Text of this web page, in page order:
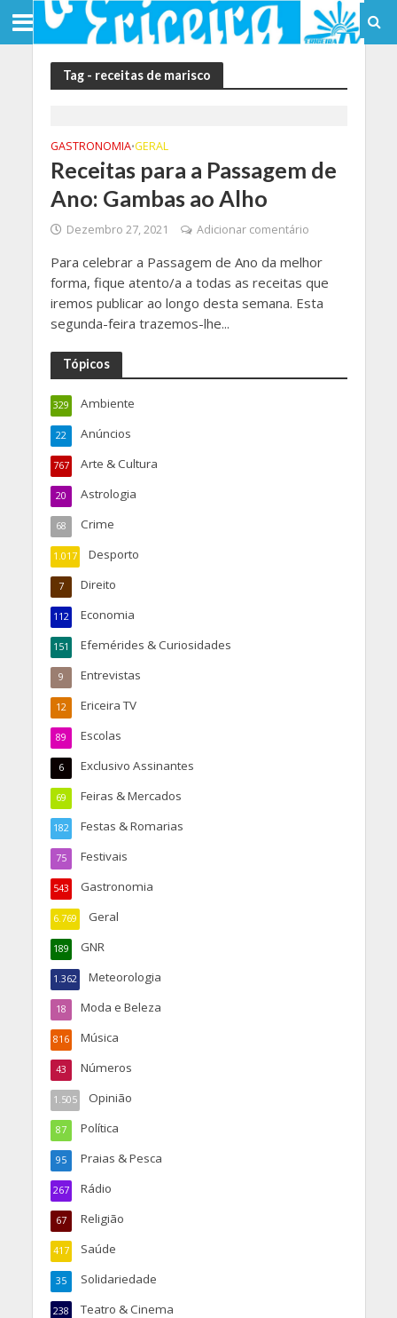
Tag - receitas de marisco
GASTRONOMIA•GERAL
Receitas para a Passagem de
Ano: Gambas ao Alho
Dezembro 27, 2021 Adicionar comentário
Para celebrar a Passagem de Ano da melhor
forma, fique atento/a a todas as receitas que
iremos publicar ao longo desta semana. Esta
segunda-feira trazemos-lhe...
Tópicos
Ambiente
329
Anúncios
22
Arte & Cultura
767
Astrologia
20
Crime
68
Desporto
1.017
Direito
7
Economia
112
Efemérides & Curiosidades
151
Entrevistas
9
Ericeira TV
12
Escolas
89
Exclusivo Assinantes
6
Feiras & Mercados
69
Festas & Romarias
182
Festivais
75
Gastronomia
543
Geral
6.769
GNR
189
Meteorologia
1.362
Moda e Beleza
18
Música
816
Números
43
Opinião
1.505
Política
87
Praias & Pesca
95
Rádio
267
Religião
67
Saúde
417
Solidariedade
35
Teatro & Cinema
238